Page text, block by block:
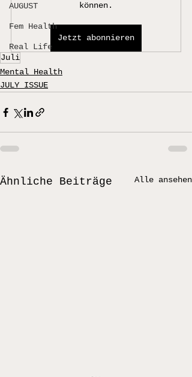
AUGUST
Fem Health
Real Life
können.
Jetzt abonnieren
Juli
Mental Health
JULY ISSUE
Ähnliche Beiträge Alle ansehen